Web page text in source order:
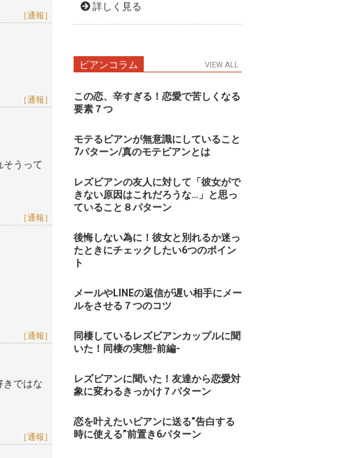
［通報］
［通報］
うって
［通報］
［通報］
きではな
［通報］
詳しく見る
ビアンコラム VIEW ALL
この恋、辛すぎる！恋愛で苦しくなる
要素７つ
モテるビアンが無意識にしていること
7パターン/真のモテビアンとは
レズビアンの友人に対して「彼女がで
きない原因はこれだろうな…」と思っ
ていること８パターン
後悔しない為に！彼女と別れるか迷っ
たときにチェックしたい6つのポイン
ト
メールやLINEの返信が遅い相手にメー
ルをさせる７つのコツ
同棲しているレズビアンカップルに聞
いた！同棲の実態-前編-
レズビアンに聞いた！友達から恋愛対
象に変わるきっかけ７パターン
恋を叶えたいビアンに送る”告白する
時に使える”前置き6パターン